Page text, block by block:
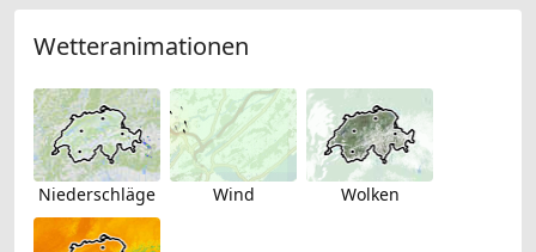
Wetteranimationen
Niederschläge Wind Wolken